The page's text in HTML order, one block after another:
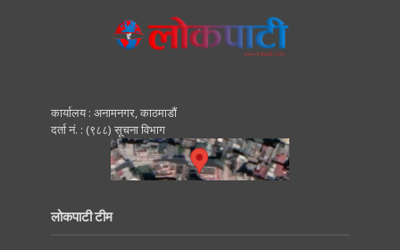
कार्यालय : अनामनगर, काठमाडाैं
दर्ता नं. : (९८८) सूचना विभाग
लोकपाटी टीम